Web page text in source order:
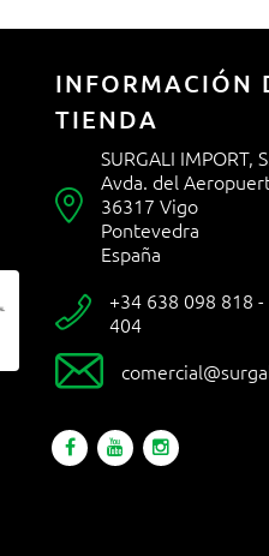
INFORMACIÓN
TIENDA

SURGALI IMPORT,
Avda. del
36317 Vigo
Pontevedra
España

+34 638 098 818
404
